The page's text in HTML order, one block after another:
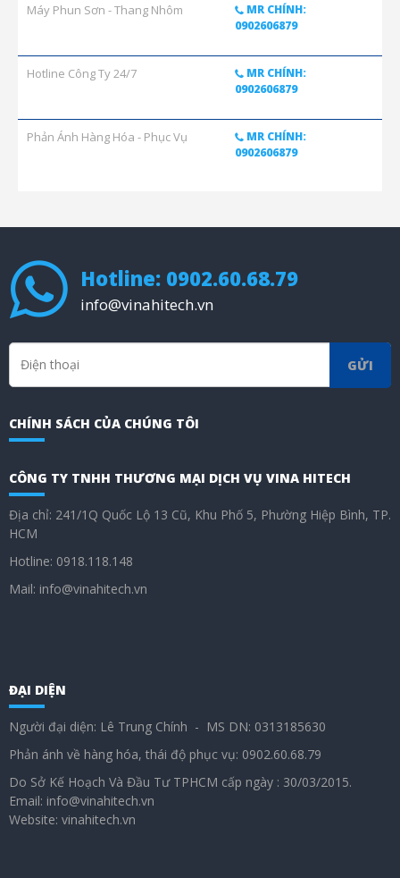
Máy Phun Sơn - Thang Nhôm
MR CHÍNH:
0902606879
Hotline Công Ty 24/7
MR CHÍNH:
0902606879
Phản Ánh Hàng Hóa - Phục Vụ
MR CHÍNH:
0902606879
Hotline: 0902.60.68.79
info@vinahitech.vn
GỬI
CHÍNH SÁCH CỦA CHÚNG TÔI
CÔNG TY TNHH THƯƠNG MẠI DỊCH VỤ VINA HITECH
Địa chỉ: 241/1Q Quốc Lộ 13 Cũ, Khu Phố 5, Phường Hiệp Bình, TP.
HCM
Hotline: 0918.118.148
Mail: info@vinahitech.vn
ĐẠI DIỆN
Người đại diện: Lê Trung Chính - MS DN: 0313185630
Phản ánh về hàng hóa, thái độ phục vụ: 0902.60.68.79
Do Sở Kế Hoạch Và Đầu Tư TPHCM cấp ngày : 30/03/2015.
Email: info@vinahitech.vn
Website: vinahitech.vn